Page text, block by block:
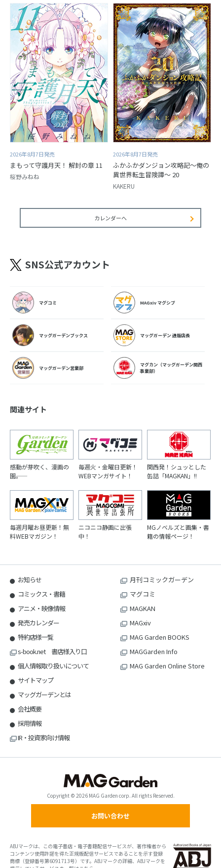
2026年8月7日発売
まもって守護月天！ 解封の章 11
桜野みねね
2026年8月7日発売
ふかふかダンジョン攻略記～俺の
異世界転生冒険譚～ 20
KAKERU
カレンダーへ
SNS公式アカウント
マグコミ MAGxiv マグシブ
マッグガーデンブックス マッグガーデン 通販店長
マッグガーデン営業部
マグカン（マッグガーデン関西
事業部）
関連サイト
感動が芽吹く、漫画の
園――。
毎週火・金曜日更新！
WEBマンガサイト！
関西発！シュッとした
缶詰「MAGKAN」!!
毎週月曜お昼更新！無
料WEBマガジン！
ニコニコ静画に出張
中！
MGノベルズと画集・書
籍の情報ページ！
お知らせ
コミックス・書籍
アニメ・映像情報
発売カレンダー
特約店様一覧
s-book.net 書店様入り口
個人情報取り扱いについて
サイトマップ
マッグガーデンとは
会社概要
採用情報
IR・投資家向け情報
月刊コミックガーデン
マグコミ
MAGKAN
MAGxiv
MAG Garden BOOKS
MAGGarden Info
MAG Garden Online Store
Copyright © 2026 MAG Garden corp. All rights Reserved.
お問い合わせ
ABJマークは、この電子書店・電子書籍配信サービスが、著作権者から
コンテンツ使用許諾を得た正規版配信サービスであることを示す登録
商標（登録番号第6091713号）です。ABJマークの詳細、ABJマークを